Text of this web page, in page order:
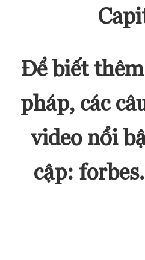
Để biết
pháp, các
video nổi
cập: